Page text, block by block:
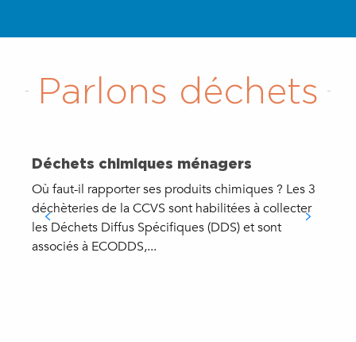
Parlons déchets
Déchets chimiques ménagers
Où faut-il rapporter ses produits chimiques ? Les 3
déchèteries de la CCVS sont habilitées à collecter
les Déchets Diffus Spécifiques (DDS) et sont
associés à ECODDS,...